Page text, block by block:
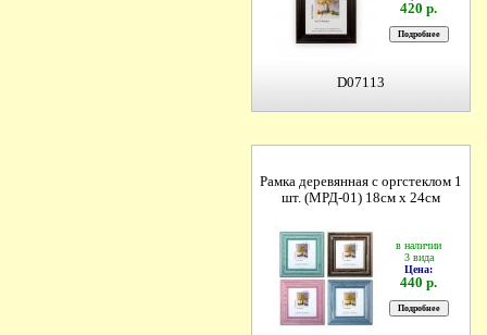
420 р.
D07113
Рамка деревянная с оргстеклом 1
шт. (МРД-01) 18см х 24см
в наличии
3 вида
Цена:
440 р.